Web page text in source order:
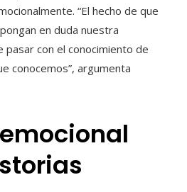
“El hecho de que
en duda nuestra
pasar con el conocimiento de
conocemos”, argumenta